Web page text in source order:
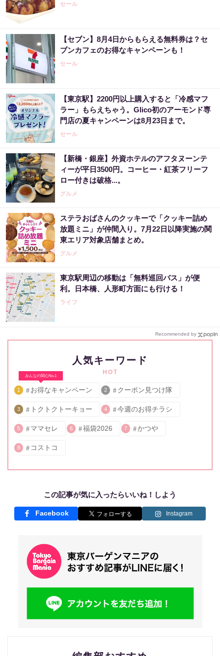
セール
【セブン】8月4日からもらえる無料券は？セ
ブンカフェのお得なキャンペーンも！
セール
【東京駅】2200円以上購入すると「冷感マフ
ラー」もらえちゃう。Glico初のアーモンド専
門店の夏キャンペーンは8月23日まで。
セール
【新橋・銀座】外資ホテルのアフタヌーンテ
ィーが平日3500円。コーヒー・紅茶フリーフ
ロー付きは破格...。
グルメ
ステラおばさんのクッキーで「クッキー詰め
放題ミニ」が仲間入り。7月22日以降実施の関
東エリア対象店舗まとめ。
グルメ
東京駅周辺の移動は「無料巡回バス」が便
利。日本橋、人形町方面にも行ける！
ライフ
Recommended by
人気キーワード
HOT
みんなの関心No.1
1 お得なキャンペーン 2 クーポン見つけ隊
3 トクトクトーキョー 4 今週のお得チラシ
5 ママセレ 6 福袋2026 7 かつや
8 コストコ
この記事が気に入ったらいいね！しよう
Facebook Instagram